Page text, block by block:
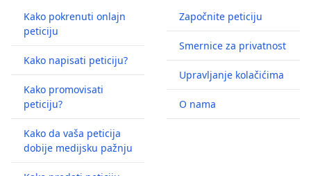
Kako pokrenuti onlajn
peticiju
Kako napisati peticiju?
Kako promovisati
peticiju?
Kako da vaša peticija
dobije medijsku pažnju
Započnite peticiju
Smernice za privatnost
Upravljanje kolačićima
O nama